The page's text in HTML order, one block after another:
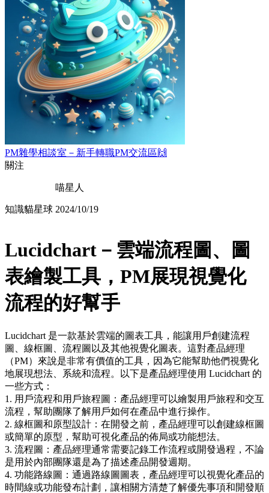
PM雜學相談室－新手轉職PM交流區🙌
關注
知識貓星球
喵星人
2024/10/19
Lucidchart－雲端流程圖、圖
表繪製工具，PM展現視覺化
流程的好幫手
Lucidchart 是一款基於雲端的圖表工具，能讓用戶創建流程
圖、線框圖、流程圖以及其他視覺化圖表。這對產品經理
（PM）來說是非常有價值的工具，因為它能幫助他們視覺化
地展現想法、系統和流程。以下是產品經理使用 Lucidchart 的
一些方式：
1. 用戶流程和用戶旅程圖：產品經理可以繪製用戶旅程和交互
流程，幫助團隊了解用戶如何在產品中進行操作。
2. 線框圖和原型設計：在開發之前，產品經理可以創建線框圖
或簡單的原型，幫助可視化產品的佈局或功能想法。
3. 流程圖：產品經理通常需要記錄工作流程或開發過程，不論
是用於內部團隊還是為了描述產品開發週期。
4. 功能路線圖：通過路線圖圖表，產品經理可以視覺化產品的
時間線或功能發布計劃，讓相關方清楚了解優先事項和開發順